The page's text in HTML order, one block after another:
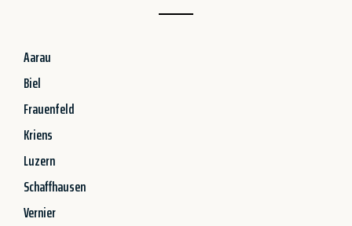
Aarau
Biel
Frauenfeld
Kriens
Luzern
Schaffhausen
Vernier